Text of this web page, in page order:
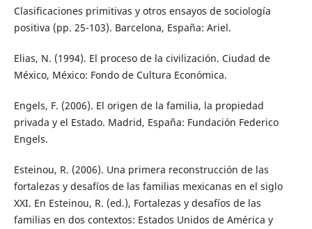
Clasificaciones primitivas y otros ensayos de sociología
positiva (pp. 25-103). Barcelona, España: Ariel.
Elias, N. (1994). El proceso de la civilización. Ciudad de
México, México: Fondo de Cultura Económica.
Engels, F. (2006). El origen de la familia, la propiedad
privada y el Estado. Madrid, España: Fundación Federico
Engels.
Esteinou, R. (2006). Una primera reconstrucción de las
fortalezas y desafíos de las familias mexicanas en el siglo
XXI. En Esteinou, R. (ed.), Fortalezas y desafíos de las
familias en dos contextos: Estados Unidos de América y